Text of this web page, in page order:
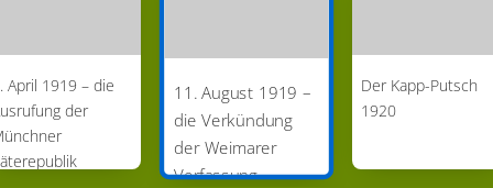
April 1919 – die
der
11. August 1919 –
die Verkündung
der Weimarer
Verfassung
Der Kapp-Putsch
1920